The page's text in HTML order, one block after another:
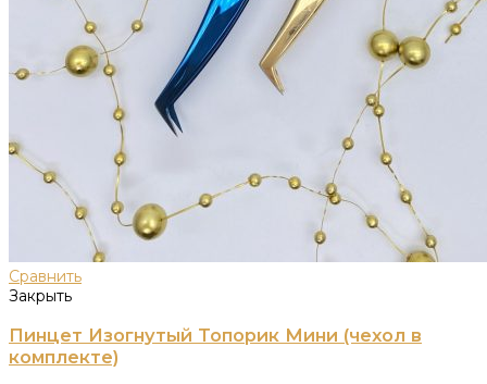
Сравнить
Закрыть
Пинцет Изогнутый Топорик Мини (чехол в
комплекте)